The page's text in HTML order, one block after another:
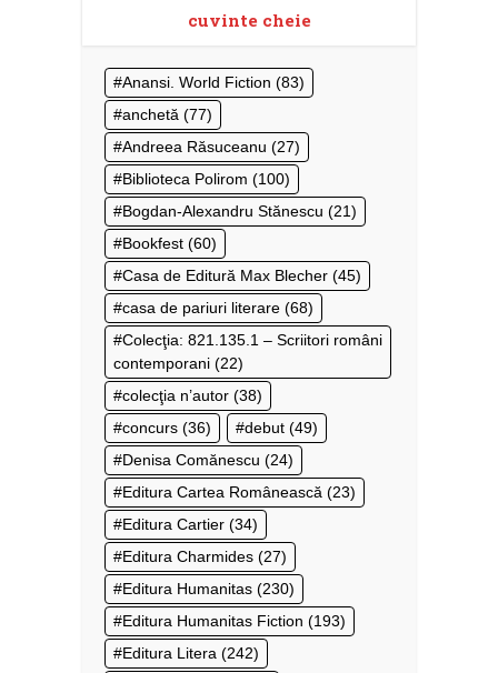
cuvinte cheie
Anansi. World Fiction (83)
anchetă (77)
Andreea Răsuceanu (27)
Biblioteca Polirom (100)
Bogdan-Alexandru Stănescu (21)
Bookfest (60)
Casa de Editură Max Blecher (45)
casa de pariuri literare (68)
Colecţia: 821.135.1 – Scriitori români
contemporani (22)
colecţia n’autor (38)
concurs (36) debut (49)
Denisa Comănescu (24)
Editura Cartea Românească (23)
Editura Cartier (34)
Editura Charmides (27)
Editura Humanitas (230)
Editura Humanitas Fiction (193)
Editura Litera (242)